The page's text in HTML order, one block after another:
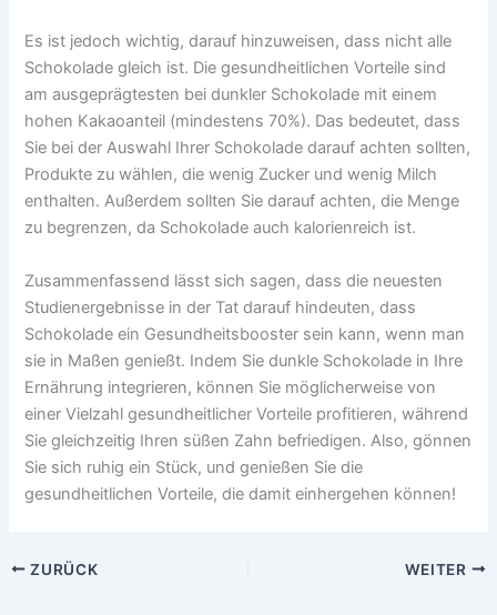
Es ist jedoch wichtig, darauf hinzuweisen, dass nicht alle
Schokolade gleich ist. Die gesundheitlichen Vorteile sind
am ausgeprägtesten bei dunkler Schokolade mit einem
hohen Kakaoanteil (mindestens 70%). Das bedeutet, dass
Sie bei der Auswahl Ihrer Schokolade darauf achten sollten,
Produkte zu wählen, die wenig Zucker und wenig Milch
enthalten. Außerdem sollten Sie darauf achten, die Menge
zu begrenzen, da Schokolade auch kalorienreich ist.
Zusammenfassend lässt sich sagen, dass die neuesten
Studienergebnisse in der Tat darauf hindeuten, dass
Schokolade ein Gesundheitsbooster sein kann, wenn man
sie in Maßen genießt. Indem Sie dunkle Schokolade in Ihre
Ernährung integrieren, können Sie möglicherweise von
einer Vielzahl gesundheitlicher Vorteile profitieren, während
Sie gleichzeitig Ihren süßen Zahn befriedigen. Also, gönnen
Sie sich ruhig ein Stück, und genießen Sie die
gesundheitlichen Vorteile, die damit einhergehen können!
ZURÜCK WEITER